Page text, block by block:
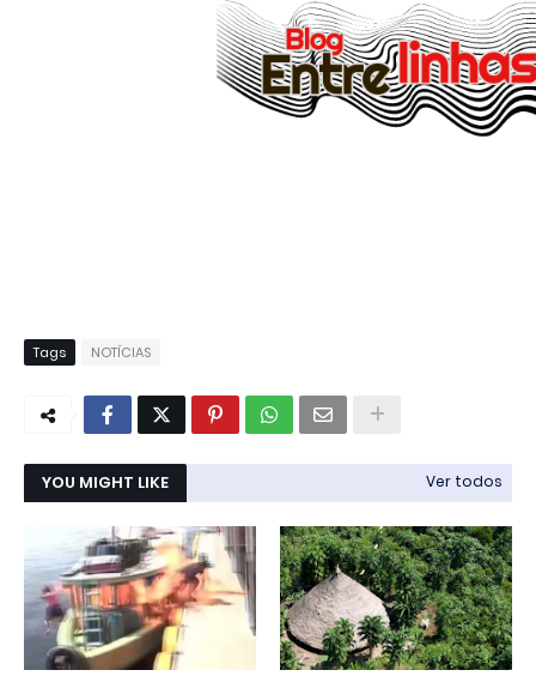
Tags NOTÍCIAS
YOU MIGHT LIKE Ver todos